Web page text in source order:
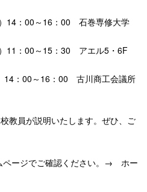
：00～16：00 石巻専修大学
：00～15：30 アエル5・6F
：00～16：00 古川商工会議所
教員が説明いたします。ぜひ、ご
ページでご確認ください。→ ホー